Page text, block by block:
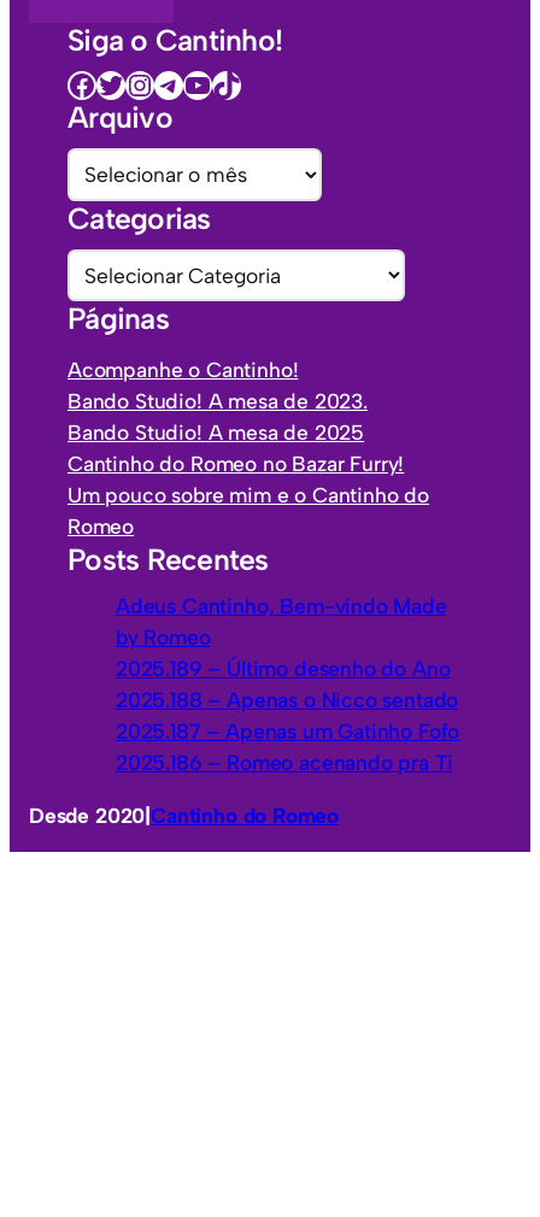
Siga o Cantinho!
Facebook Twitter InstagramTelegramYoutube TikTok
Arquivo
A
r
q
u
v
s
Categorias
C
a
t
e
g
o
i
a
s
Páginas
Acompanhe o Cantinho!
Bando Studio! A mesa de 2023.
Bando Studio! A mesa de 2025
Cantinho do Romeo no Bazar Furry!
Um pouco sobre mim e o Cantinho do
Romeo
Posts Recentes
Adeus Cantinho, Bem-vindo Made
by Romeo
2025.189 – Último desenho do Ano
2025.188 – Apenas o Nicco sentado
2025.187 – Apenas um Gatinho Fofo
2025.186 – Romeo acenando pra Ti
Desde 2020|Cantinho do Romeo